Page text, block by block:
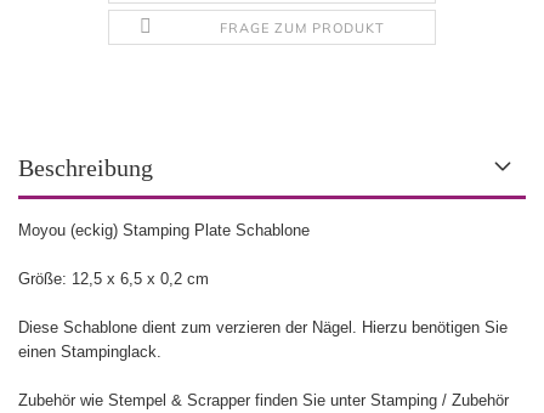
FRAGE ZUM PRODUKT
Beschreibung
Moyou (eckig) Stamping Plate Schablone
Größe: 12,5 x 6,5 x 0,2 cm
Diese Schablone dient zum verzieren der Nägel. Hierzu benötigen Sie
einen Stampinglack.
Zubehör wie Stempel & Scrapper finden Sie unter Stamping / Zubehör